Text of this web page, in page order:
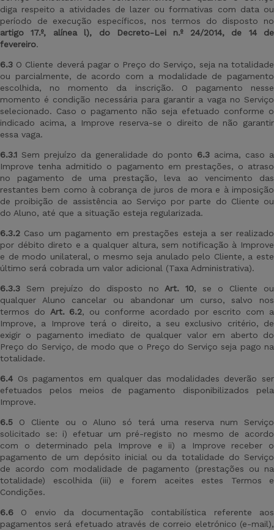
diga respeito a atividades de lazer ou formativas com data ou
período de execução específicos, nos termos do disposto no
artigo 17.º, alínea l), do Decreto-Lei n.º 24/2014, de 14 de
fevereiro.
6.3 O Cliente deverá pagar o Preço do Serviço, seja na totalidade
ou parcialmente, de acordo com a modalidade de pagamento
escolhida, no momento da inscrição. O pagamento nesse
momento é condição necessária para garantir a vaga no Serviço
selecionado. Caso o pagamento não seja efetuado conforme o
indicado acima, a Improve reserva-se o direito de não garantir
essa vaga.
6.3.1 Sem prejuízo da generalidade do ponto 6.3 acima, caso a
Improve tenha admitido o pagamento em prestações, o atraso
no pagamento de uma prestação, leva ao vencimento das
restantes bem como à cobrança de juros de mora e à imposição
de proibição de assistência ao Serviço por parte do Cliente ou
do Aluno, até que a situação esteja regularizada.
6.3.2 Caso um pagamento em prestações esteja a ser realizado
por débito direto e a qualquer altura, sem notificação à Improve
e de modo unilateral, o mesmo seja anulado pelo Cliente, a este
último será cobrada um valor adicional (Taxa Administrativa).
6.3.3 Sem prejuízo do disposto no Art.10, se o Cliente ou
qualquer Aluno cancelar ou abandonar um curso, salvo nos
termos do Art. 6.2, ou conforme acordado por escrito com a
Improve, a Improve terá o direito, a seu exclusivo critério, de
exigir o pagamento imediato de qualquer valor em aberto do
Preço do Serviço, de modo que o Preço do Serviço seja pago na
totalidade.
6.4 Os pagamentos em qualquer das modalidades deverão ser
efetuados pelos meios de pagamento disponibilizados pela
Improve.
6.5 O Cliente ou o Aluno só terá uma reserva num Serviço
solicitado se: i) efetuar um pré-registo no mesmo de acordo
com o determinado pela Improve e ii) a Improve receber o
pagamento de um depósito inicial ou da totalidade do Serviço
de acordo com modalidade de pagamento (prestações ou na
totalidade) escolhida (iii) e forem aceites estes Termos e
Condições.
6.6 O envio da documentação contabilística referente aos
pagamentos será efetuado através de correio eletrónico (e-mail),